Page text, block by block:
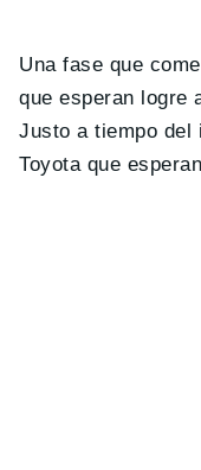
Una fase que
que esperan logre
Justo a tiempo del
Toyota que